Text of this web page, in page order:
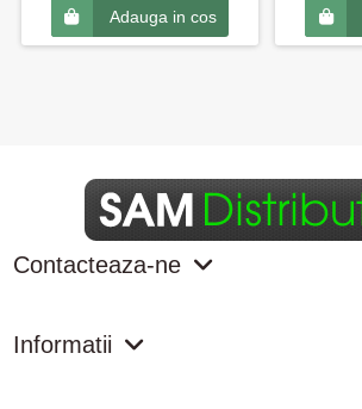
Adauga in cos
Contacteaza-ne
Informatii